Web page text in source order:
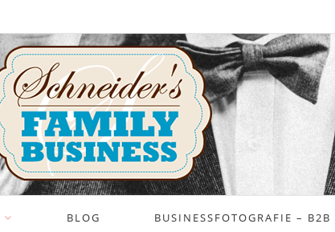
BLOG BUSINESSFOTOGRAFIE – B2B